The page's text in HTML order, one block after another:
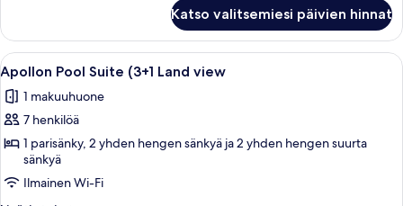
kuvat
Suite
(2+1
Land
view)
Katso valitsemiesi päivien hinnat
Avaa
kaikki
huonetyypin
Apollon
Pool
Suite
(3+1
Moderni, kaksikerroksinen talo,
1
Apollon Pool Suite (3+1 Land view
1 makuuhuone
7 henkilöä
1 parisänky, 2 yhden hengen sänkyä ja 2 yhden hengen suurta
sänkyä
Ilmainen Wi-Fi